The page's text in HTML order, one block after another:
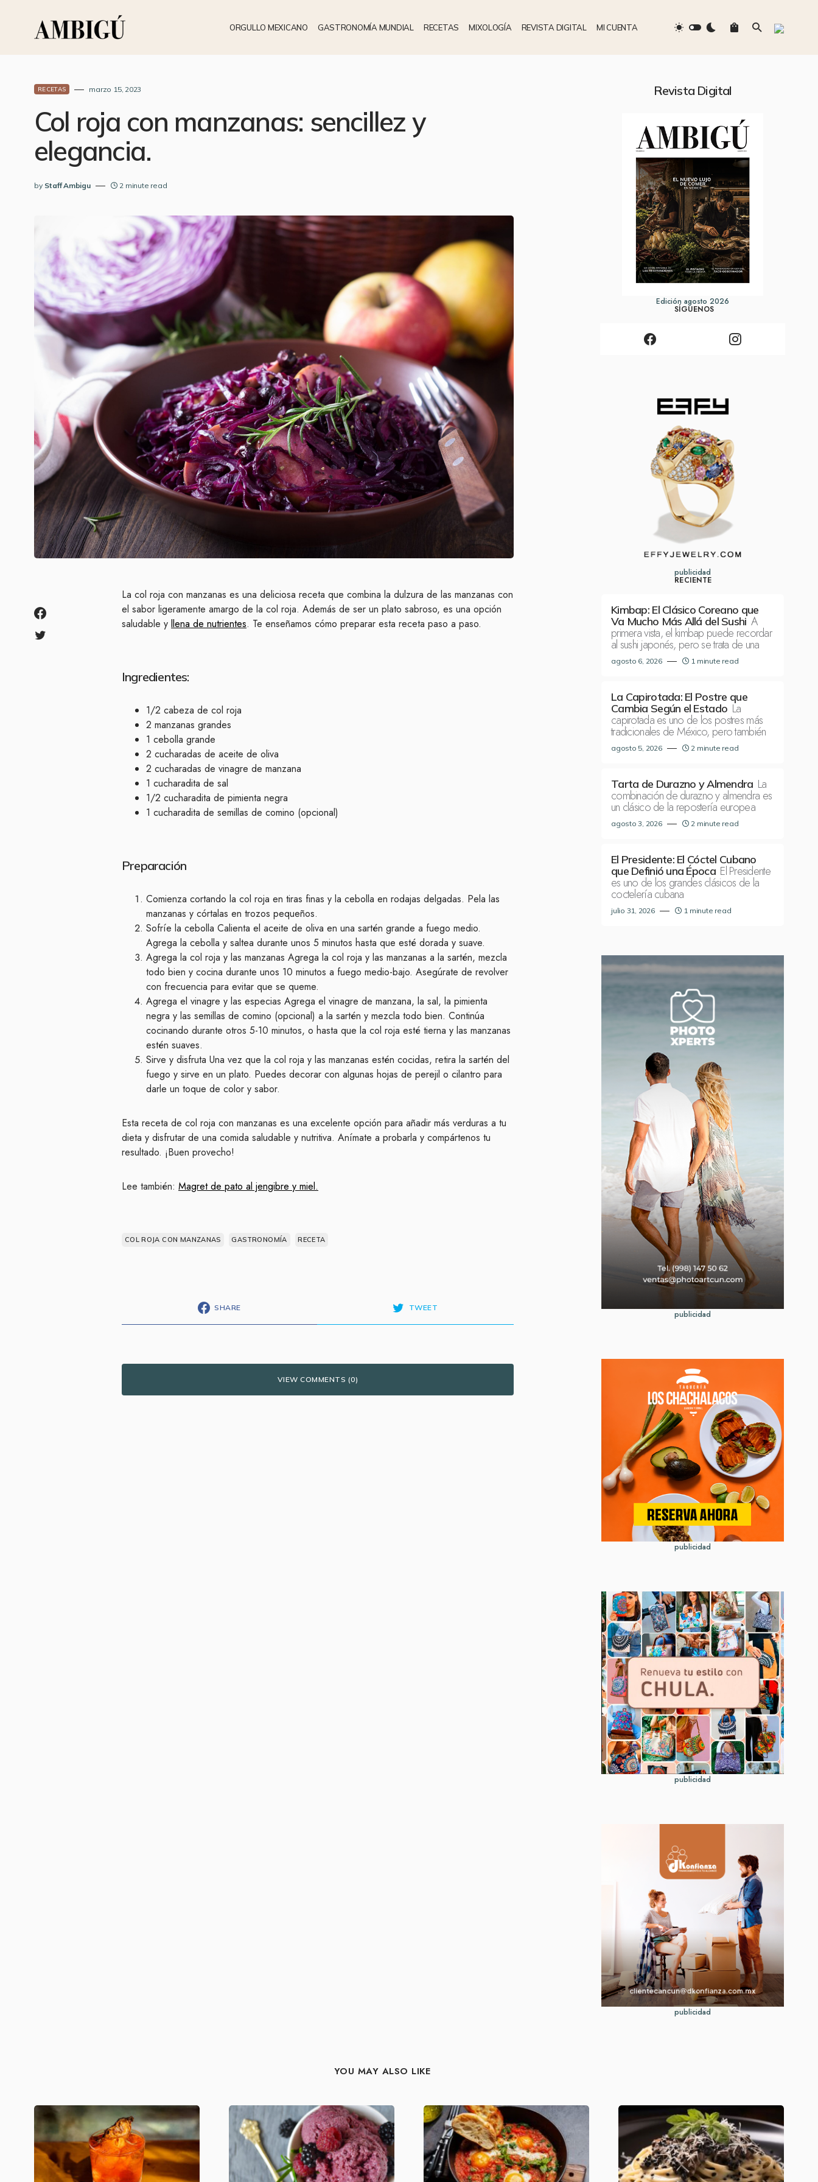
ORGULLO MEXICANO GASTRONOMÍA MUNDIAL RECETAS MIXOLOGÍA REVISTA DIGITAL MI CUENTA
RECETAS marzo 15, 2023
Col roja con manzanas: sencillez y
elegancia.
by Staff Ambigu 2 minute read
La col roja con manzanas es una deliciosa receta que combina la dulzura de las manzanas con
el sabor ligeramente amargo de la col roja. Además de ser un plato sabroso, es una opción
saludable y llena de nutrientes. Te enseñamos cómo preparar esta receta paso a paso.
Ingredientes:
1/2 cabeza de col roja
2 manzanas grandes
1 cebolla grande
2 cucharadas de aceite de oliva
2 cucharadas de vinagre de manzana
1 cucharadita de sal
1/2 cucharadita de pimienta negra
1 cucharadita de semillas de comino (opcional)
Preparación
Comienza cortando la col roja en tiras finas y la cebolla en rodajas delgadas. Pela las
manzanas y córtalas en trozos pequeños.
Sofríe la cebolla Calienta el aceite de oliva en una sartén grande a fuego medio.
Agrega la cebolla y saltea durante unos 5 minutos hasta que esté dorada y suave.
Agrega la col roja y las manzanas Agrega la col roja y las manzanas a la sartén, mezcla
todo bien y cocina durante unos 10 minutos a fuego medio-bajo. Asegúrate de revolver
con frecuencia para evitar que se queme.
Agrega el vinagre y las especias Agrega el vinagre de manzana, la sal, la pimienta
negra y las semillas de comino (opcional) a la sartén y mezcla todo bien. Continúa
cocinando durante otros 5-10 minutos, o hasta que la col roja esté tierna y las manzanas
estén suaves.
Sirve y disfruta Una vez que la col roja y las manzanas estén cocidas, retira la sartén del
fuego y sirve en un plato. Puedes decorar con algunas hojas de perejil o cilantro para
darle un toque de color y sabor.
Esta receta de col roja con manzanas es una excelente opción para añadir más verduras a tu
dieta y disfrutar de una comida saludable y nutritiva. Anímate a probarla y compártenos tu
resultado. ¡Buen provecho!
Lee también: Magret de pato al jengibre y miel.
COL ROJA CON MANZANAS GASTRONOMÍA RECETA
SHARE TWEET
VIEW COMMENTS (0)
Revista Digital
Edición agosto 2026
SÍGUENOS
publicidad
RECIENTE
Kimbap: El Clásico Coreano que
Va Mucho Más Allá del Sushi A
primera vista, el kimbap puede recordar
al sushi japonés, pero se trata de una
agosto 6, 2026 1 minute read
La Capirotada: El Postre que
Cambia Según el Estado La
capirotada es uno de los postres más
tradicionales de México, pero también
agosto 5, 2026 2 minute read
Tarta de Durazno y Almendra La
combinación de durazno y almendra es
un clásico de la repostería europea
agosto 3, 2026 2 minute read
El Presidente: El Cóctel Cubano
que Definió una Época El Presidente
es uno de los grandes clásicos de la
coctelería cubana
julio 31, 2026 1 minute read
publicidad
publicidad
publicidad
publicidad
YOU MAY ALSO LIKE